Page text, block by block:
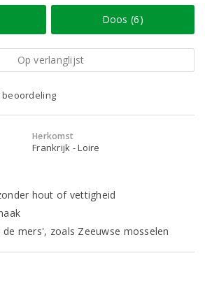
Doos (6)
Op verlanglijst
beoordeling
Herkomst
Frankrijk - Loire
hout of vettigheid
mers', zoals Zeeuwse mosselen